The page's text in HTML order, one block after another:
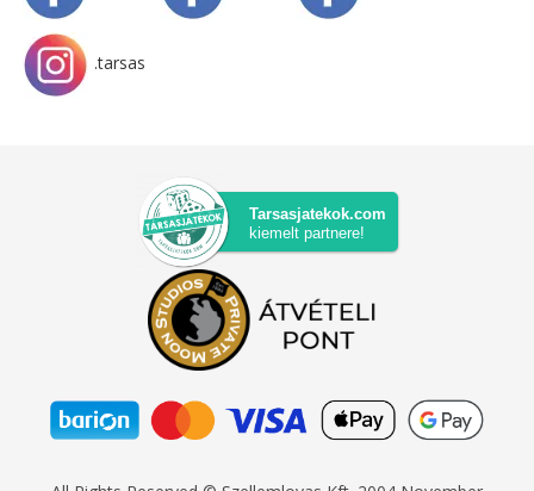
.tarsas
Tarsasjatekok.com
kiemelt partnere!